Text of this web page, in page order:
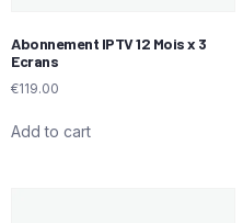
Abonnement IPTV 12 Mois x 3
Ecrans
€119.00
Add to cart